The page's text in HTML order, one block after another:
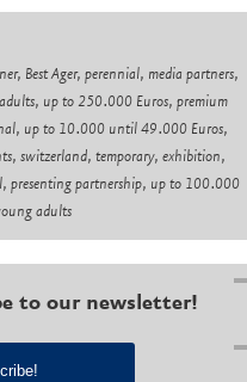
Best Ager, perennial, media partners,
up to 250.000 Euros, premium
up to 10.000 until 49.000 Euros,
switzerland, temporary, exhibition,
presenting partnership, up to 100.000
adults
to our newsletter!